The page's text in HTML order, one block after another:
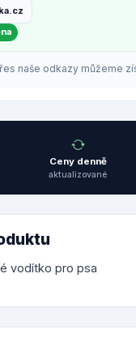
naše odkazy můžeme
Ceny denně
aktualizované
vodítko pro psa